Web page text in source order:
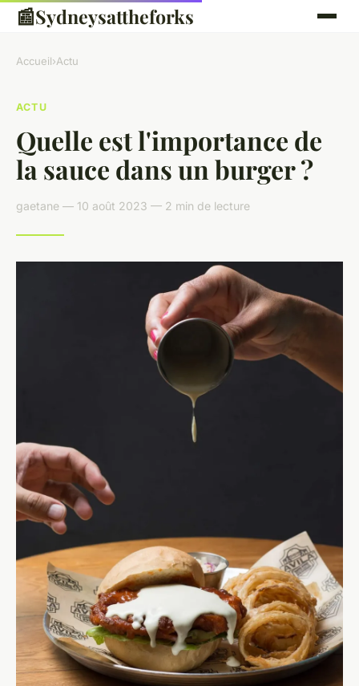
📰Sydneysattheforks
Accueil›Actu
ACTU
Quelle est l'importance de
la sauce dans un burger ?
gaetane — 10 août 2023 — 2 min de lecture